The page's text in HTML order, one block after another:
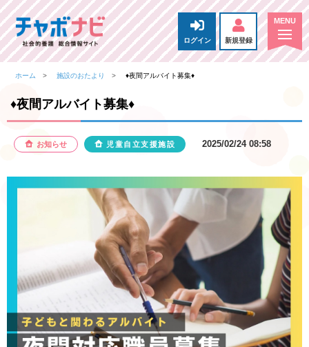
ログイン 新規登録
ホーム 施設のおたより ♦夜間アルバイト募集♦
♦夜間アルバイト募集♦
お知らせ 児童自立支援施設 2025/02/24 08:58